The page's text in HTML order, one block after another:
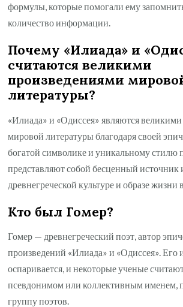
формулы, которые помогали ему
количество информации.
Почему «Илиада» и
считаются великими
произведениями
литературы?
«Илиада» и «Одиссея» являются
мировой литературы благодаря своей
богатой символике и уникальному стилю
представляют собой бесценный
древнегреческой культуре и образе жизни
Кто был Гомер?
Гомер — древнегреческий поэт, автор
произведений «Илиада» и «Одиссея». Его
оспаривается, и некоторые ученые
псевдонимом или коллективным именем,
группу поэтов.